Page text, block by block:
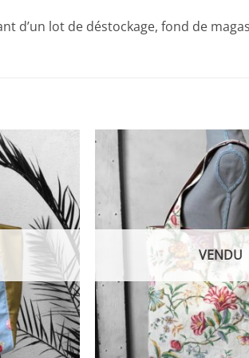
d’un lot de déstockage, fond de
VENDU